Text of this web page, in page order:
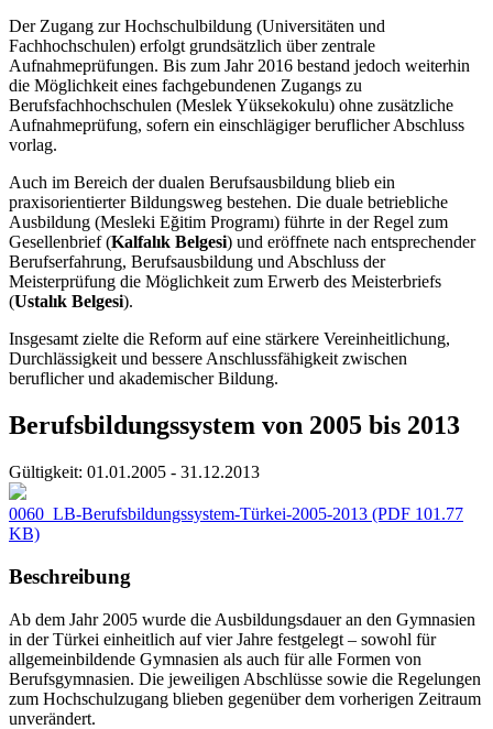
Der Zugang zur Hochschulbildung (Universitäten und
Fachhochschulen) erfolgt grundsätzlich über zentrale
Aufnahmeprüfungen. Bis zum Jahr 2016 bestand jedoch weiterhin
die Möglichkeit eines fachgebundenen Zugangs zu
Berufsfachhochschulen (Meslek Yüksekokulu) ohne zusätzliche
Aufnahmeprüfung, sofern ein einschlägiger beruflicher Abschluss
vorlag.
Auch im Bereich der dualen Berufsausbildung blieb ein
praxisorientierter Bildungsweg bestehen. Die duale betriebliche
Ausbildung (Mesleki Eğitim Programı) führte in der Regel zum
Gesellenbrief (Kalfalık Belgesi) und eröffnete nach entsprechender
Berufserfahrung, Berufsausbildung und Abschluss der
Meisterprüfung die Möglichkeit zum Erwerb des Meisterbriefs
(Ustalık Belgesi).
Insgesamt zielte die Reform auf eine stärkere Vereinheitlichung,
Durchlässigkeit und bessere Anschlussfähigkeit zwischen
beruflicher und akademischer Bildung.
Berufsbildungssystem von 2005 bis 2013
Gültigkeit: 01.01.2005 - 31.12.2013
0060_LB-Berufsbildungssystem-Türkei-2005-2013 (PDF 101.77
KB)
Beschreibung
Ab dem Jahr 2005 wurde die Ausbildungsdauer an den Gymnasien
in der Türkei einheitlich auf vier Jahre festgelegt – sowohl für
allgemeinbildende Gymnasien als auch für alle Formen von
Berufsgymnasien. Die jeweiligen Abschlüsse sowie die Regelungen
zum Hochschulzugang blieben gegenüber dem vorherigen Zeitraum
unverändert.